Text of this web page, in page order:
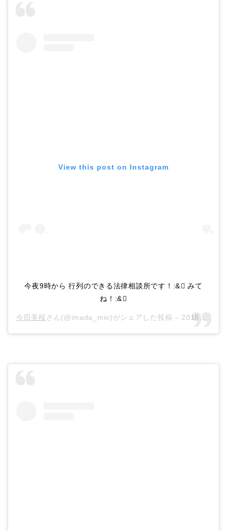
View this post on Instagram
今夜9時から 行列のできる法律相談所です！:& みて
ね！:&
今田美桜 さん(@imada_mio)がシェアした投稿 – 2018年10月月20日午後9時37分PDT